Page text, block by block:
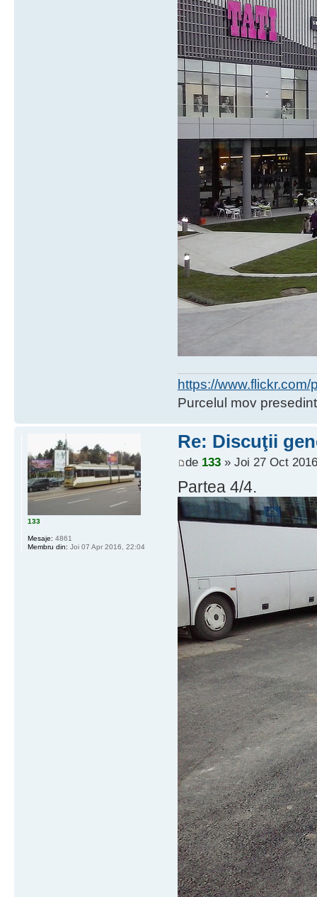
https://
Purcelul mov
Re: Discuţii
de 133» Joi 27 Oct
Partea 4/4.
133
Mesaje: 4861
Membru din: Joi 07 Apr 2016, 22:04